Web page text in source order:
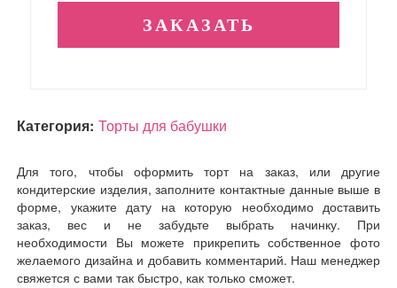
Категория: Торты для бабушки
Для того, чтобы оформить торт на заказ, или другие
кондитерские изделия, заполните контактные данные выше в
форме, укажите дату на которую необходимо доставить
заказ, вес и не забудьте выбрать начинку. При
необходимости Вы можете прикрепить собственное фото
желаемого дизайна и добавить комментарий. Наш менеджер
свяжется с вами так быстро, как только сможет.